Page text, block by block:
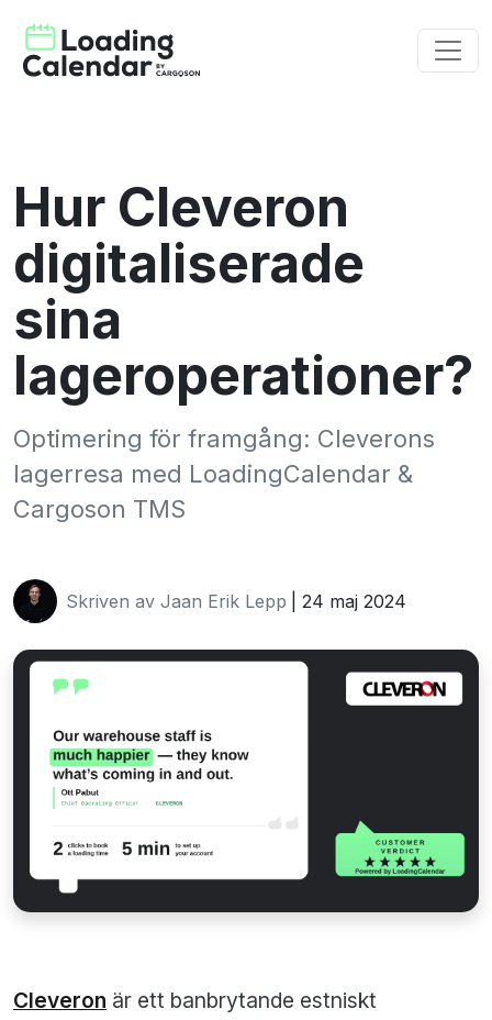
Hur Cleveron
digitaliserade
sina
lageroperationer?
Optimering för framgång: Cleverons
lagerresa med LoadingCalendar &
Cargoson TMS
Skriven av Jaan Erik Lepp | 24 maj 2024
Cleveron är ett banbrytande estniskt